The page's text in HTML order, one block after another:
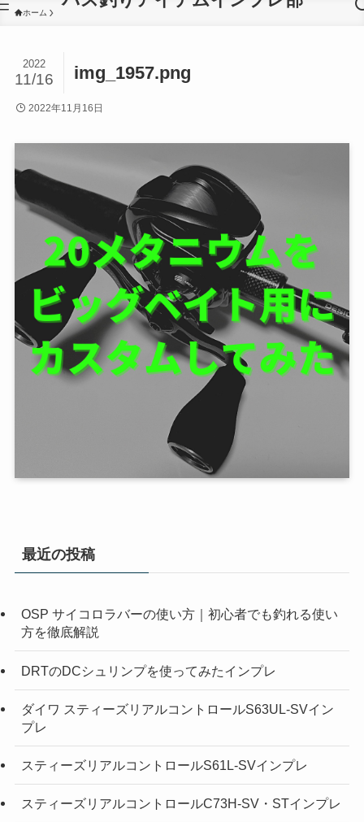
ホーム
img_1957.png
2022
11/16
2022年11月16日
最近の投稿
OSP サイコロラバーの使い方｜初心者でも釣れる使い
方を徹底解説
DRTのDCシュリンプを使ってみたインプレ
ダイワ スティーズリアルコントロールS63UL-SVイン
プレ
スティーズリアルコントロールS61L-SVインプレ
スティーズリアルコントロールC73H-SV・STインプレ